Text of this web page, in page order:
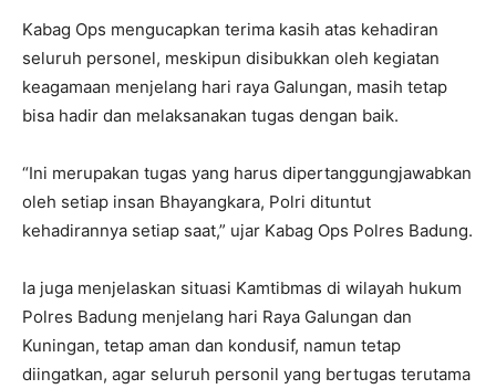
Kabag Ops mengucapkan terima kasih atas kehadiran
seluruh personel, meskipun disibukkan oleh kegiatan
keagamaan menjelang hari raya Galungan, masih tetap
bisa hadir dan melaksanakan tugas dengan baik.
“Ini merupakan tugas yang harus dipertanggungjawabkan
oleh setiap insan Bhayangkara, Polri dituntut
kehadirannya setiap saat,” ujar Kabag Ops Polres Badung.
Ia juga menjelaskan situasi Kamtibmas di wilayah hukum
Polres Badung menjelang hari Raya Galungan dan
Kuningan, tetap aman dan kondusif, namun tetap
diingatkan, agar seluruh personil yang bertugas terutama